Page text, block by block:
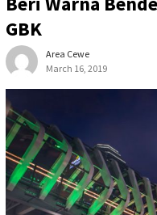
GBK
Area Cewe
March 16, 2019